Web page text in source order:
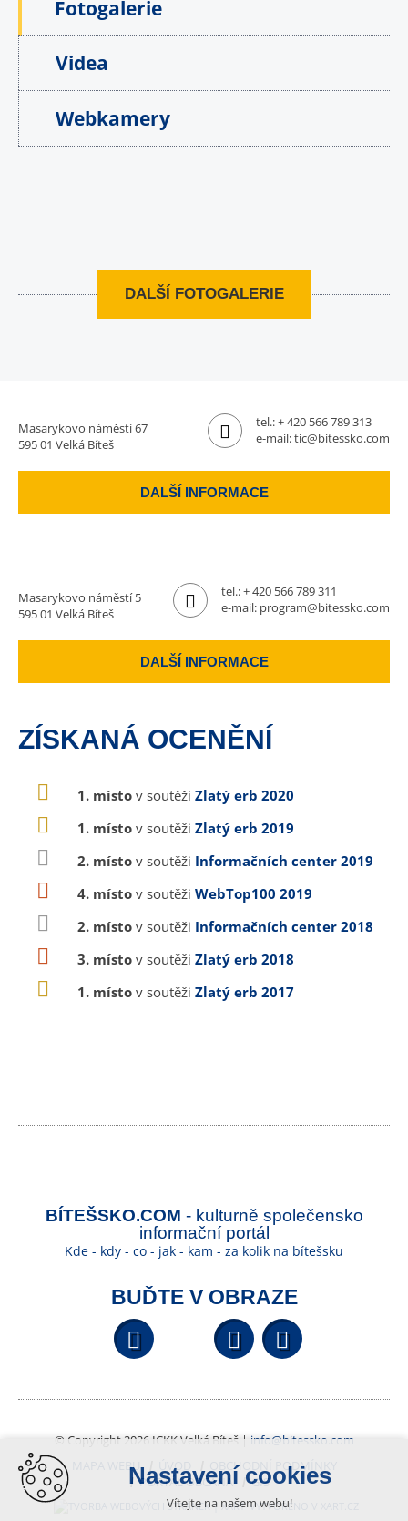
Fotogalerie
Videa
Webkamery
DALŠÍ FOTOGALERIE
Masarykovo náměstí 67
595 01 Velká Bíteš
tel.:+ 420 566 789 313
e-mail:tic@bitessko.com
DALŠÍ INFORMACE
Masarykovo náměstí 5
595 01 Velká Bíteš
tel.:+ 420 566 789 311
e-mail: program@bitessko.com
DALŠÍ INFORMACE
ZÍSKANÁ OCENĚNÍ
1. místo v soutěži Zlatý erb 2020
1. místo v soutěži Zlatý erb 2019
2. místo v soutěži Informačních center 2019
4. místo v soutěži WebTop100 2019
2. místo v soutěži Informačních center 2018
3. místo v soutěži Zlatý erb 2018
1. místo v soutěži Zlatý erb 2017
BÍTEŠSKO.COM - kulturně společensko
informační portál
Kde - kdy - co - jak - kam - za kolik na bítešsku
BUĎTE V OBRAZE
Facebook YouTube
© Copyright 2026 ICKK Velká Bíteš | info@bitessko.com
MAPA WEBU
ÚVOD
OBCHODNÍ PODMÍNKY
PORTÁL OBČANA
GIS
VYTVOŘENO V XART.CZ
Nastavení cookies
Vítejte na našem webu!